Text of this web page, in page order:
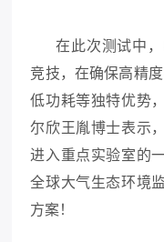
在此次测试中，
竞技，在确保高精度
低功耗等独特优势
尔欣王胤博士表示
进入重点实验室的
全球大气生态环境
方案！